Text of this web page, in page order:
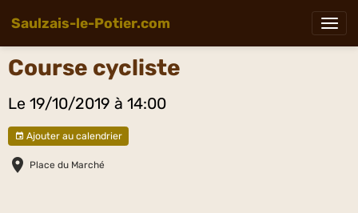
Saulzais-le-Potier.com
Course cycliste
Le 19/10/2019 à 14:00
Ajouter au calendrier
Place du Marché